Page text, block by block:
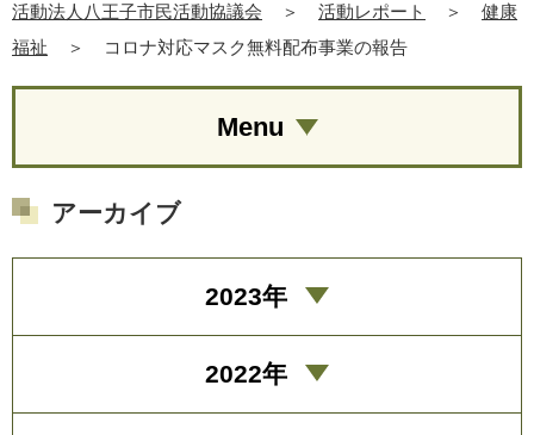
活動法人八王子市民活動協議会
＞ 活動レポート ＞
健康
福祉
＞ コロナ対応マスク無料配布事業の報告
Menu
アーカイブ
2023年
2022年